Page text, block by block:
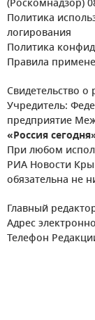
(Роскомнадзор)
Политика
логирования
Политика
Правила
Свидетельство
Учредитель:
предприятие
«Россия
При любом
РИА Новости
обязательна не
Главный
Адрес
Телефон